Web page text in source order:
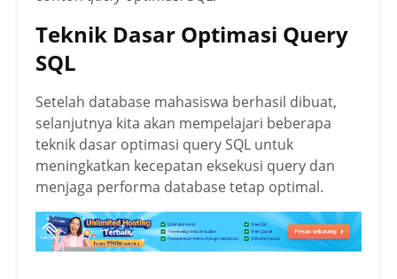
Teknik Dasar Optimasi Query
SQL
Setelah database mahasiswa berhasil dibuat,
selanjutnya kita akan mempelajari beberapa
teknik dasar optimasi query SQL untuk
meningkatkan kecepatan eksekusi query dan
menjaga performa database tetap optimal.